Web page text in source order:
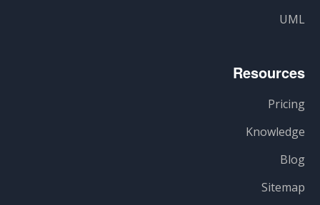
UML
Resources
Pricing
Knowledge
Blog
Sitemap